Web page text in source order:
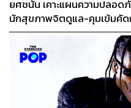
ยศชนัน เคาะแผนความปลอด
นักสุขภาพจิตดูแล-คุมเข้มคั